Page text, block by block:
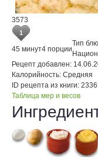
3573
1
45 минут4 порции
Тип
Рецепт добавлен:
Калорийность: Средняя
ID рецепта из книги:
Таблица мер и весов